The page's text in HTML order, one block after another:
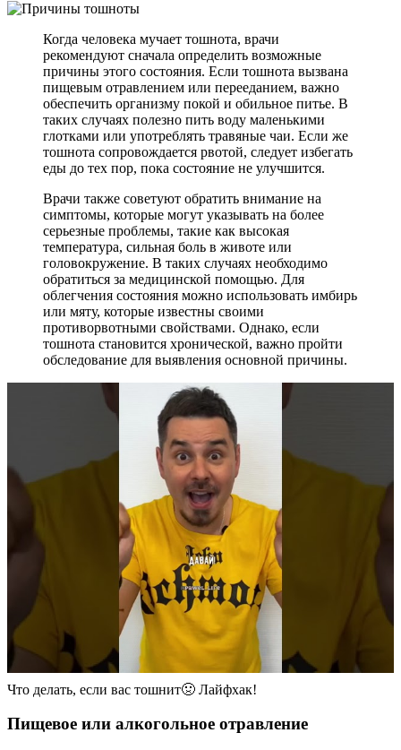
Когда человека мучает тошнота, врачи
рекомендуют сначала определить возможные
причины этого состояния. Если тошнота вызвана
пищевым отравлением или перееданием, важно
обеспечить организму покой и обильное питье. В
таких случаях полезно пить воду маленькими
глотками или употреблять травяные чаи. Если же
тошнота сопровождается рвотой, следует избегать
еды до тех пор, пока состояние не улучшится.
Врачи также советуют обратить внимание на
симптомы, которые могут указывать на более
серьезные проблемы, такие как высокая
температура, сильная боль в животе или
головокружение. В таких случаях необходимо
обратиться за медицинской помощью. Для
облегчения состояния можно использовать имбирь
или мяту, которые известны своими
противорвотными свойствами. Однако, если
тошнота становится хронической, важно пройти
обследование для выявления основной причины.
Что делать, если вас тошнит🤢 Лайфхак!
Пищевое или алкогольное отравление